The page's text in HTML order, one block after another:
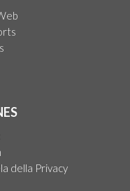
della Privacy